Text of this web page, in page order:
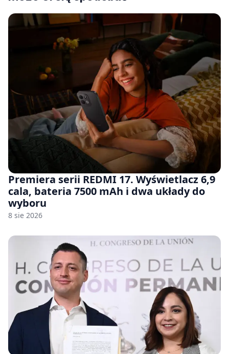
Premiera serii REDMI 17. Wyświetlacz 6,9
cala, bateria 7500 mAh i dwa układy do
wyboru
8 sie 2026